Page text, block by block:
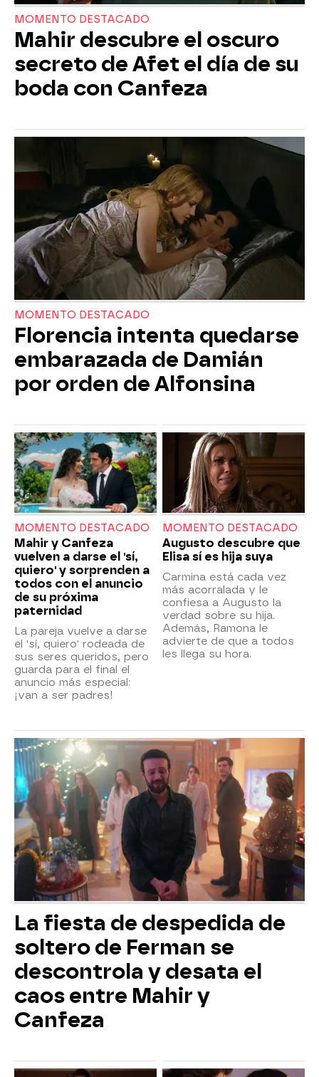
MOMENTO DESTACADO
Mahir descubre el oscuro
secreto de Afet el día de su
boda con Canfeza
MOMENTO DESTACADO
Florencia intenta quedarse
embarazada de Damián
por orden de Alfonsina
MOMENTO DESTACADO
Mahir y Canfeza
vuelven a darse el 'sí,
quiero' y sorprenden a
todos con el anuncio
de su próxima
paternidad
La pareja vuelve a darse
el 'sí, quiero' rodeada de
sus seres queridos, pero
guarda para el final el
anuncio más especial:
¡van a ser padres!
MOMENTO DESTACADO
Augusto descubre que
Elisa sí es hija suya
Carmina está cada vez
más acorralada y le
confiesa a Augusto la
verdad sobre su hija.
Además, Ramona le
advierte de que a todos
les llega su hora.
La fiesta de despedida de
soltero de Ferman se
descontrola y desata el
caos entre Mahir y
Canfeza